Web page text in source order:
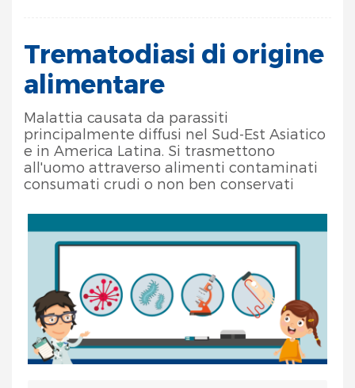
Trematodiasi di origine
alimentare
Malattia causata da parassiti
principalmente diffusi nel Sud-Est Asiatico
e in America Latina. Si trasmettono
all'uomo attraverso alimenti contaminati
consumati crudi o non ben conservati